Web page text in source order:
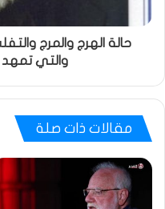
حالة الهرج والمرج
والتي
مقالات ذات صلة